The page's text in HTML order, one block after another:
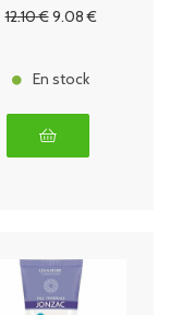
12.10€9.08€
En stock